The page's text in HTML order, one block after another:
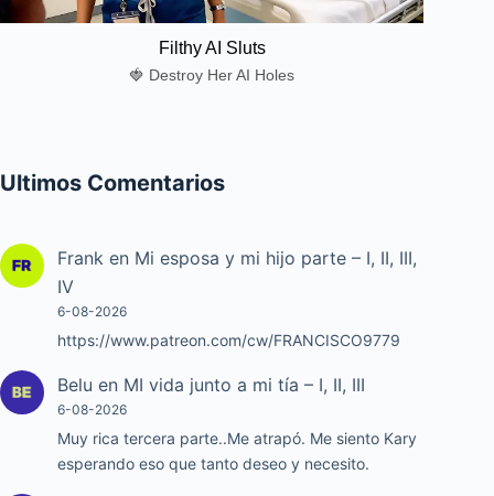
Filthy AI Sluts
🍓 Destroy Her AI Holes
Ultimos Comentarios
Frank en Mi esposa y mi hijo parte – I, II, III,
IV
6-08-2026
https://www.patreon.com/cw/FRANCISCO9779
Belu en MI vida junto a mi tía – I, II, III
6-08-2026
Muy rica tercera parte..Me atrapó. Me siento Kary
esperando eso que tanto deseo y necesito.